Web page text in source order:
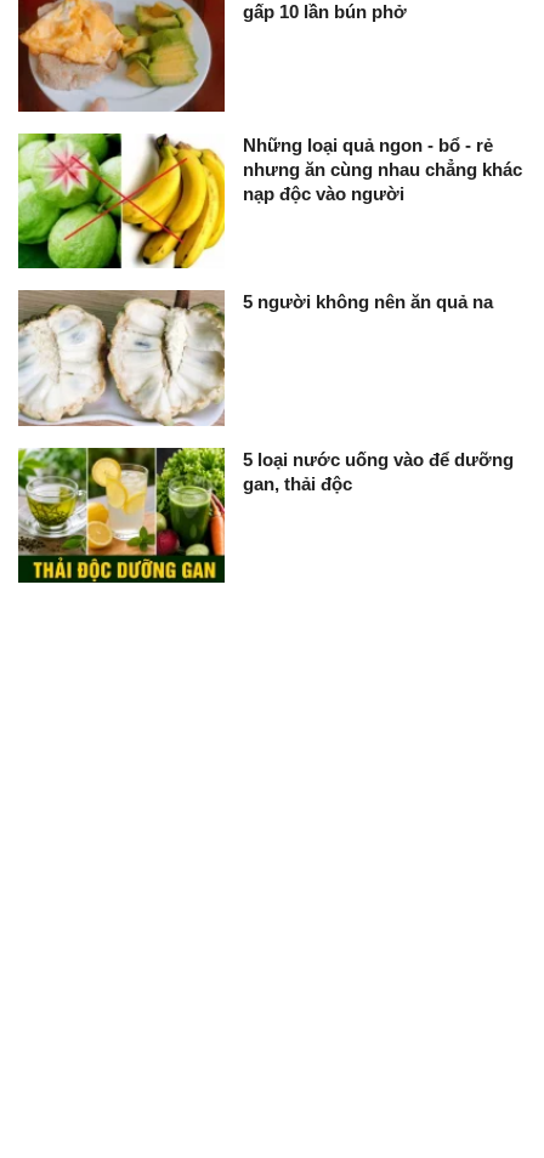
gấp 10 lần bún phở
Những loại quả ngon - bổ - rẻ
nhưng ăn cùng nhau chẳng khác
nạp độc vào người
5 người không nên ăn quả na
5 loại nước uống vào để dưỡng
gan, thải độc